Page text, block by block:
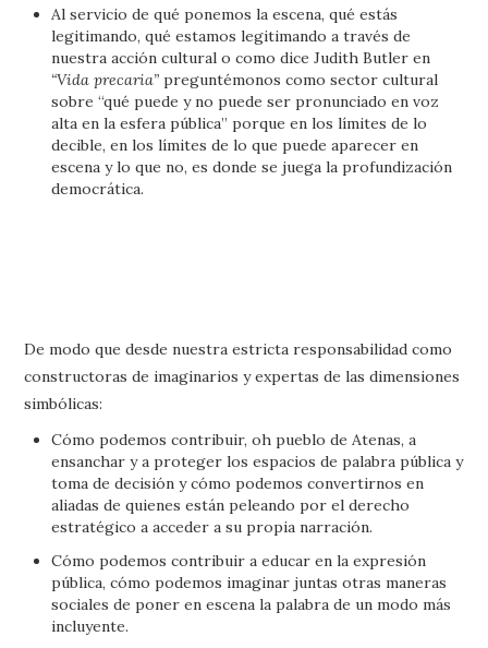
Al servicio de qué ponemos la escena, qué estás
legitimando, qué estamos legitimando a través de
nuestra acción cultural o como dice Judith Butler en
“Vida precaria” preguntémonos como sector cultural
sobre “qué puede y no puede ser pronunciado en voz
alta en la esfera pública” porque en los límites de lo
decible, en los límites de lo que puede aparecer en
escena y lo que no, es donde se juega la profundización
democrática.
De modo que desde nuestra estricta responsabilidad como
constructoras de imaginarios y expertas de las dimensiones
simbólicas:
Cómo podemos contribuir, oh pueblo de Atenas, a
ensanchar y a proteger los espacios de palabra pública y
toma de decisión y cómo podemos convertirnos en
aliadas de quienes están peleando por el derecho
estratégico a acceder a su propia narración.
Cómo podemos contribuir a educar en la expresión
pública, cómo podemos imaginar juntas otras maneras
sociales de poner en escena la palabra de un modo más
incluyente.